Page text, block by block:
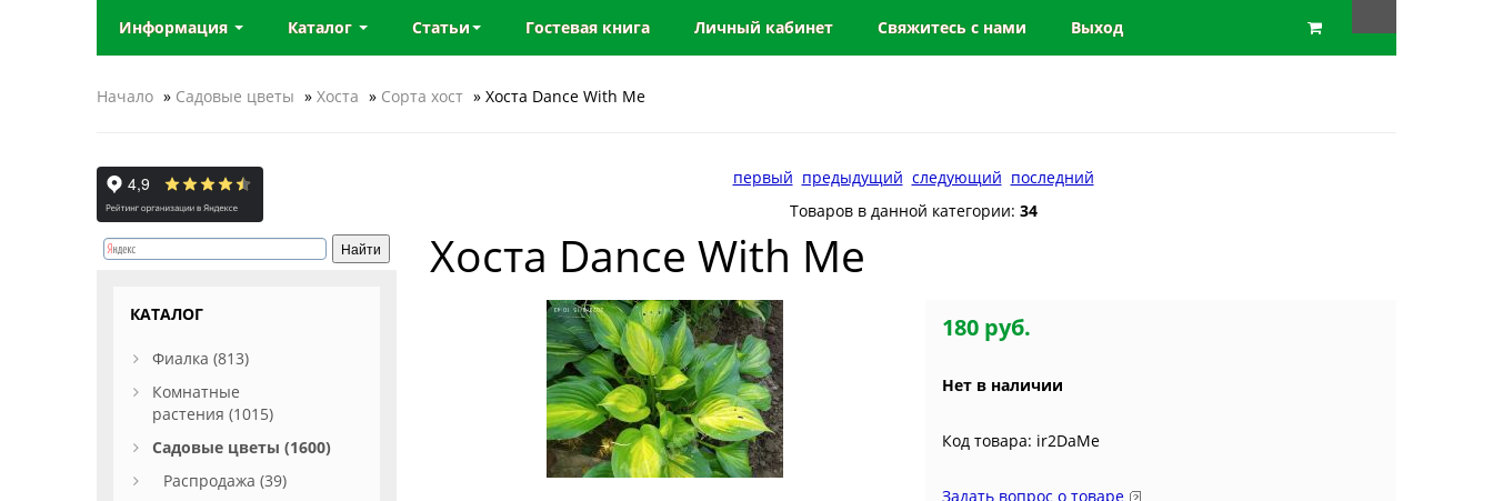
Информация Каталог Статьи Гостевая книга Личный кабинет Свяжитесь с нами Выход
Начало » Садовые цветы » Хоста » Сорта хост » Хоста Dance With Me
первый предыдущий следующий последний
Товаров в данной категории: 34
Хоста Dance With Me
180 руб.
Нет в наличии
Код товара: ir2DaMe
Задать вопрос о товаре
КАТАЛОГ
Фиалка (813)
Комнатные
растения (1015)
Садовые цветы (1600)
Распродажа (39)